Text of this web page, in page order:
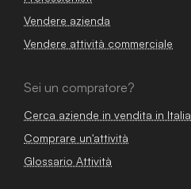
Vendere azienda
Vendere attività commerciale
Sei un compratore?
Cerca aziende in vendita in Italia
Comprare un'attività
Glossario Attività